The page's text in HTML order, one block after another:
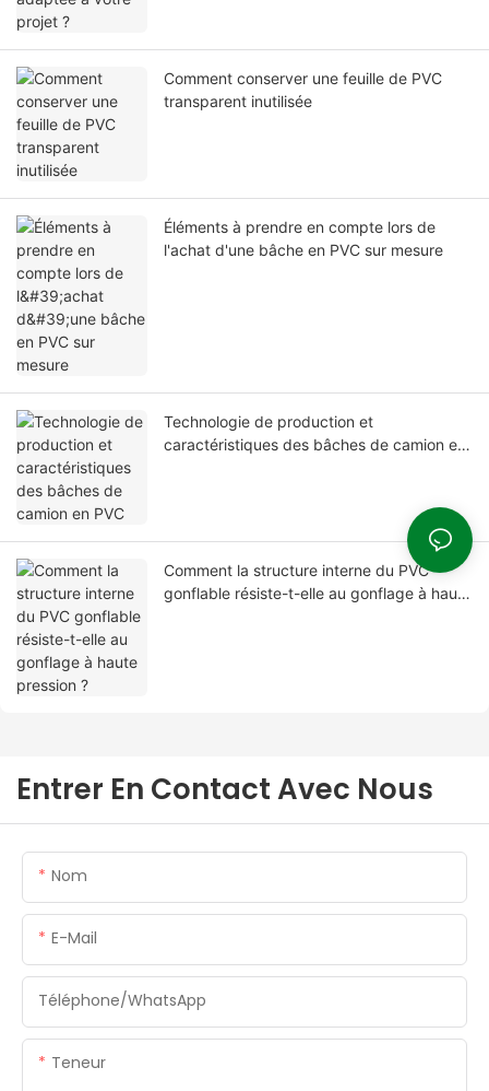
Comment conserver une feuille de PVC
transparent inutilisée
Éléments à prendre en compte lors de
l'achat d'une bâche en PVC sur mesure
Technologie de production et
caractéristiques des bâches de camion en
Comment la structure interne du PVC
gonflable résiste-t-elle au gonflage à haute
Entrer En Contact Avec Nous
Nom
E-Mail
Téléphone/WhatsApp
Teneur